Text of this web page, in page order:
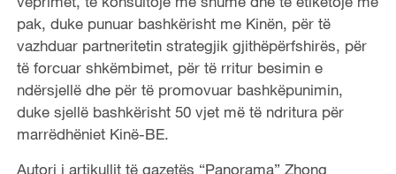
pak, duke punuar bashkërisht me Kinën, për të
vazhduar partneritetin strategjik gjithëpërfshirës, për
të forcuar shkëmbimet, për të rritur besimin e
ndërsjellë dhe për të promovuar bashkëpunimin,
duke sjellë bashkërisht 50 vjet më të ndritura për
marrëdhëniet Kinë-BE.
Autori i artikullit të gazetës “Panorama” Zhong